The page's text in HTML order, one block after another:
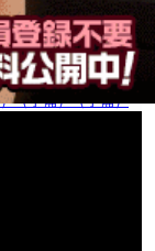
（予備）（予備）